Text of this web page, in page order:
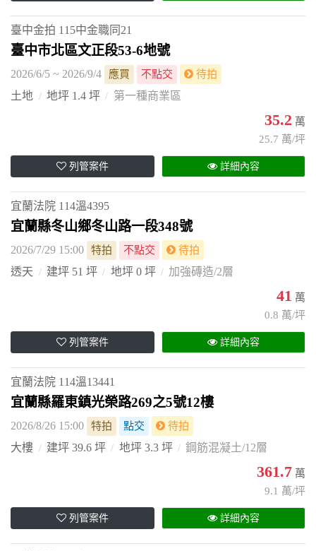
臺中金拍 115中金職同21
臺中市北區文正段53-6地號
2026/6/5 ~ 2026/9/4 應買 不點交 待拍
土地 地坪 1.4 坪 第一種商業區
35.2 萬
25.7 萬/坪
列管案件 詳細內容
宜蘭法院 114溫4395
宜蘭縣冬山鄉冬山路一段348號
2026/7/29 15:00 特拍 不點交 待拍
透天 建坪 51 坪 地坪 0 坪 加強磚造/2層
41 萬
0.8 萬/坪
列管案件 詳細內容
宜蘭法院 114溫13441
宜蘭縣羅東鎮光榮路269之5號12樓
2026/8/26 15:00 特拍 點交 待拍
大樓 建坪 39.6 坪 地坪 3.3 坪 鋼筋混凝土/12層
361.7 萬
9.1 萬/坪
列管案件 詳細內容